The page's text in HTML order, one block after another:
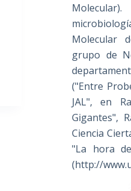
Molecular
grupo de
("Entre
JAL", en
Gigantes",
Ciencia
"La hora
(http://